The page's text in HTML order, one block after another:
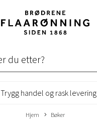
Trygg handel og rask levering
Hjem Bøker